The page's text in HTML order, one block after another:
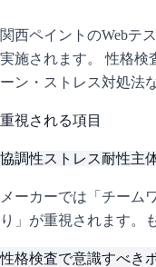
関西ペイント のWebテ
実施されます。 性格検
ーン・ストレス対処法
重視される項目
協調性ストレス耐性主
メーカーでは「チーム
り」が重視されます。
性格検査で意識すべき